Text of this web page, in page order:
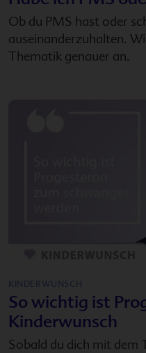
Ob du PMS hast oder
auseinanderzuhalten.
Thematik genauer an.
KINDERWUNSCH
So wichtig ist
Kinderwunsch
Sobald du dich mit dem